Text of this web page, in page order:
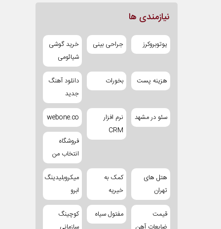
نیازمندی ها
یوتوبروکرز جراحی بینی
خرید گوشی
شیائومی
هزینه پست بخورات
دانلود آهنگ
جدید
سئو در مشهد
نرم افزار
CRM
webone.co
فروشگاه
انتخاب من
هتل های
تهران
کمک به
خیریه
میکروبلیدینگ
ابرو
قیمت
مفتول سیاه
کوچینگ